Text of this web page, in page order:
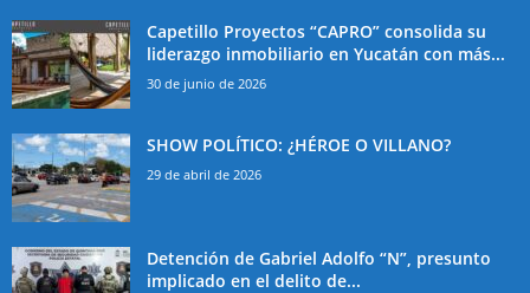
Capetillo Proyectos “CAPRO” consolida su
liderazgo inmobiliario en Yucatán con más...
30 de junio de 2026
SHOW POLÍTICO: ¿HÉROE O VILLANO?
29 de abril de 2026
Detención de Gabriel Adolfo “N”, presunto
implicado en el delito de...